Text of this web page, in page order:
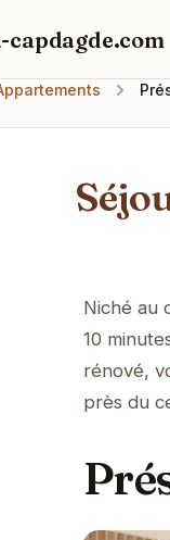
Niché au
10
rénové,
près du